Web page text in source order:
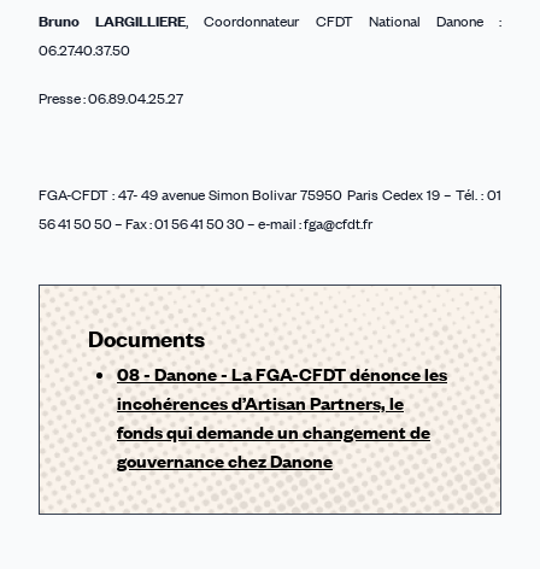
Bruno LARGILLIERE, Coordonnateur CFDT National Danone :
06.27.40.37.50
Presse : 06.89.04.25.27
FGA-CFDT : 47- 49 avenue Simon Bolivar 75950 Paris Cedex 19 – Tél. : 01
56 41 50 50 – Fax : 01 56 41 50 30 – e-mail : fga@cfdt.fr
Documents
08 - Danone - La FGA-CFDT dénonce les
incohérences d’Artisan Partners, le
fonds qui demande un changement de
gouvernance chez Danone